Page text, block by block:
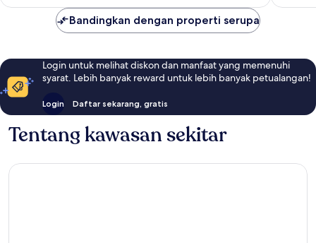
Bandingkan dengan properti serupa
Login untuk melihat diskon dan manfaat yang memenuhi
syarat. Lebih banyak reward untuk lebih banyak petualangan!
Login Daftar sekarang, gratis
Tentang kawasan sekitar